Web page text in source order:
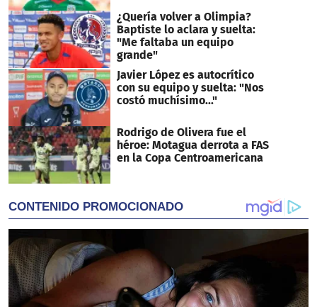
¿Quería volver a Olimpia?
Baptiste lo aclara y suelta:
"Me faltaba un equipo
grande"
Javier López es autocrítico
con su equipo y suelta: "Nos
costó muchísimo..."
Rodrigo de Olivera fue el
héroe: Motagua derrota a FAS
en la Copa Centroamericana